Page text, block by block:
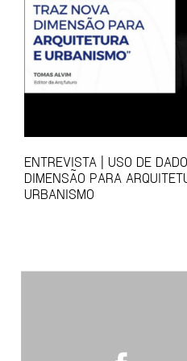
ENTREVISTA | USO DE
DIMENSÃO PARA
URBANISMO